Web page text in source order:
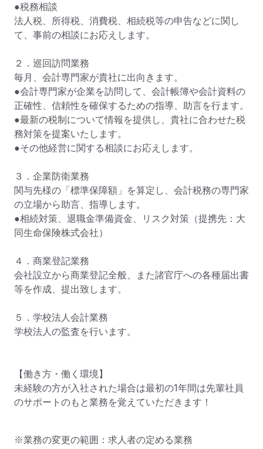
●税務相談
法人税、所得税、消費税、相続税等の申告などに関し
て、事前の相談にお応えします。
２．巡回訪問業務
毎月、会計専門家が貴社に出向きます。
●会計専門家が企業を訪問して、会計帳簿や会計資料の
正確性、信頼性を確保するための指導、助言を行ます。
●最新の税制について情報を提供し、貴社に合わせた税
務対策を提案いたします。
●その他経営に関する相談にお応えします。
３．企業防衛業務
関与先様の「標準保障額」を算定し、会計税務の専門家
の立場から助言、指導します。
●相続対策、退職金準備資金、リスク対策（提携先：大
同生命保険株式会社）
４．商業登記業務
会社設立から商業登記全般、また諸官庁への各種届出書
等を作成、提出致します。
５．学校法人会計業務
学校法人の監査を行います。
【働き方・働く環境】
未経験の方が入社された場合は最初の1年間は先輩社員
のサポートのもと業務を覚えていただきます！
※業務の変更の範囲：求人者の定める業務